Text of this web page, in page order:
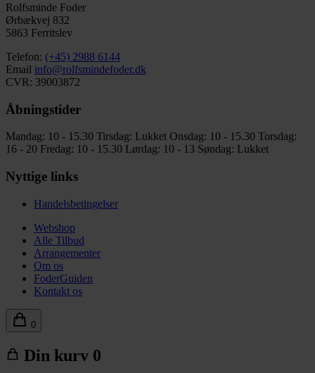
Rolfsminde Foder
Ørbækvej 832
5863 Ferritslev
Telefon: (+45) 2988 6144
Email info@rolfsmindefoder.dk
CVR: 39003872
Åbningstider
Mandag: 10 - 15.30 Tirsdag: Lukket Onsdag: 10 - 15.30 Torsdag:
16 - 20 Fredag: 10 - 15.30 Lørdag: 10 - 13 Søndag: Lukket
Nyttige links
Handelsbetingelser
Webshop
Alle Tilbud
Arrangementer
Om os
FoderGuiden
Kontakt os
0
Din kurv 0